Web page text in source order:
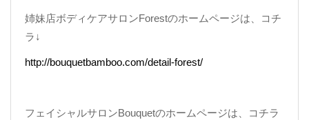
姉妹店ボディケアサロンForestのホームページは、コチ
ラ↓
http://bouquetbamboo.com/detail-forest/
フェイシャルサロンBouquetのホームページは、コチラ